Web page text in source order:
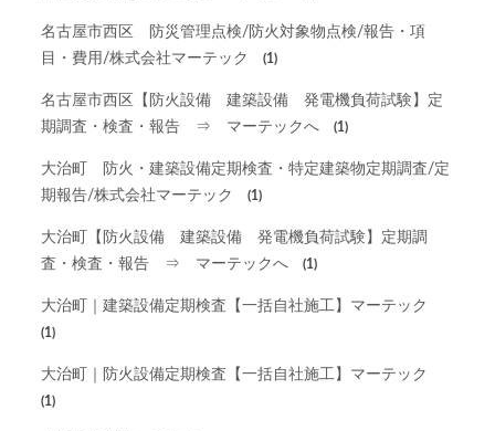
名古屋市西区 防災管理点検/防火対象物点検/報告・項
目・費用/株式会社マーテック
(1)
名古屋市西区【防火設備 建築設備 発電機負荷試験】定
期調査・検査・報告 ⇒ マーテックへ
(1)
大治町 防火・建築設備定期検査・特定建築物定期調査/定
期報告/株式会社マーテック
(1)
大治町【防火設備 建築設備 発電機負荷試験】定期調
査・検査・報告 ⇒ マーテックへ
(1)
大治町｜建築設備定期検査【一括自社施工】マーテック
(1)
大治町｜防火設備定期検査【一括自社施工】マーテック
(1)